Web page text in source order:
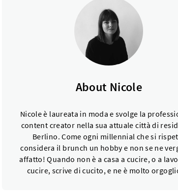
About Nicole
Nicole è laureata in moda e svolge la
content creator nella sua attuale città di
Berlino. Come ogni millennial che si
considera il brunch un hobby e non se ne
affatto! Quando non è a casa a cucire, o a
cucire, scrive di cucito, e ne è molto